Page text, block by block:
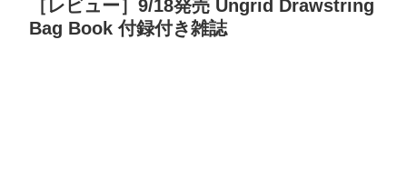
［レビュー］9/18発売 Ungrid Drawstring
Bag Book 付録付き雑誌